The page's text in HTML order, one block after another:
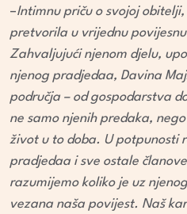
–Intimnu priču o svojoj
pretvorila u vrijednu
Zahvaljujući njenom djelu,
njenog pradjedaa, Davina
područja – od gospodarstva
ne samo njenih predaka,
život u to doba. U potpunosti
pradjedaa i sve ostale
razumijemo koliko je uz
vezana naša povijest. Naš